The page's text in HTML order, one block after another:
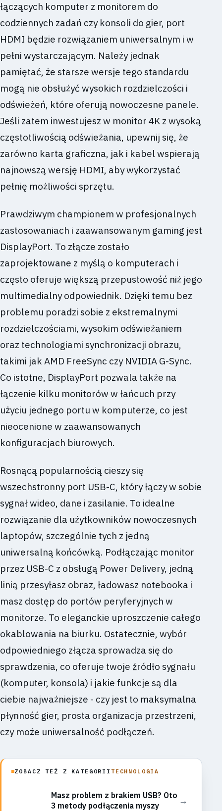
łączących komputer z monitorem do
codziennych zadań czy konsoli do gier, port
HDMI będzie rozwiązaniem uniwersalnym i w
pełni wystarczającym. Należy jednak
pamiętać, że starsze wersje tego standardu
mogą nie obsłużyć wysokich rozdzielczości i
odświeżeń, które oferują nowoczesne panele.
Jeśli zatem inwestujesz w monitor 4K z wysoką
częstotliwością odświeżania, upewnij się, że
zarówno karta graficzna, jak i kabel wspierają
najnowszą wersję HDMI, aby wykorzystać
pełnię możliwości sprzętu.
Prawdziwym championem w profesjonalnych
zastosowaniach i zaawansowanym gaming jest
DisplayPort. To złącze zostało
zaprojektowane z myślą o komputerach i
często oferuje większą przepustowość niż jego
multimedialny odpowiednik. Dzięki temu bez
problemu poradzi sobie z ekstremalnymi
rozdzielczościami, wysokim odświeżaniem
oraz technologiami synchronizacji obrazu,
takimi jak AMD FreeSync czy NVIDIA G-Sync.
Co istotne, DisplayPort pozwala także na
łączenie kilku monitorów w łańcuch przy
użyciu jednego portu w komputerze, co jest
nieocenione w zaawansowanych
konfiguracjach biurowych.
Rosnącą popularnością cieszy się
wszechstronny port USB-C, który łączy w sobie
sygnał wideo, dane i zasilanie. To idealne
rozwiązanie dla użytkowników nowoczesnych
laptopów, szczególnie tych z jedną
uniwersalną końcówką. Podłączając monitor
przez USB-C z obsługą Power Delivery, jedną
linią przesyłasz obraz, ładowasz notebooka i
masz dostęp do portów peryferyjnych w
monitorze. To eleganckie uproszczenie całego
okablowania na biurku. Ostatecznie, wybór
odpowiedniego złącza sprowadza się do
sprawdzenia, co oferuje twoje źródło sygnału
(komputer, konsola) i jakie funkcje są dla
ciebie najważniejsze - czy jest to maksymalna
płynność gier, prosta organizacja przestrzeni,
czy może uniwersalność podłączeń.
ZOBACZ TEŻ Z KATEGORII TECHNOLOGIA
Masz problem z brakiem USB? Oto
3 metody podłączenia myszy
→